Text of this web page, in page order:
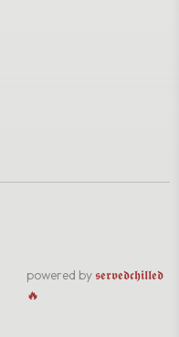
powered by 𝖘𝖊𝖗𝖛𝖊𝖉𝖈𝖍𝖎𝖑𝖑𝖊𝖉
🔥